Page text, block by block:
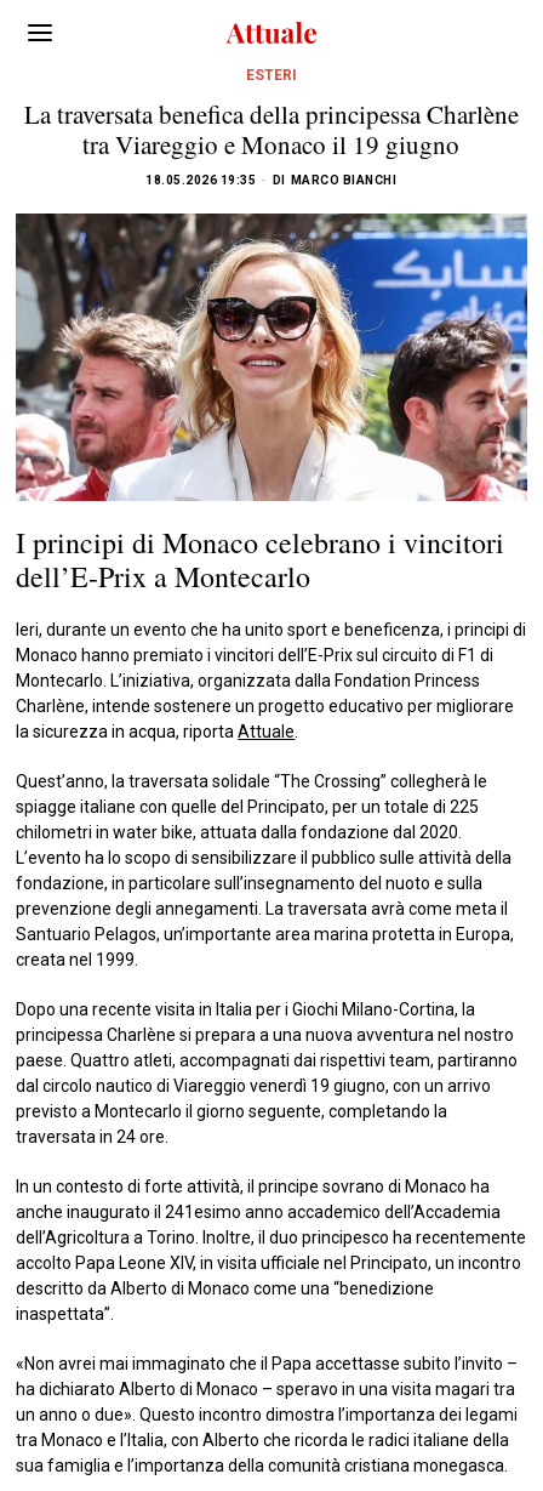
ESTERI
La traversata benefica della principessa Charlène
tra Viareggio e Monaco il 19 giugno
18.05.2026 19:35 DI MARCO BIANCHI
I principi di Monaco celebrano i vincitori
dell’E-Prix a Montecarlo
Ieri, durante un evento che ha unito sport e beneficenza, i principi di
Monaco hanno premiato i vincitori dell’E-Prix sul circuito di F1 di
Montecarlo. L’iniziativa, organizzata dalla Fondation Princess
Charlène, intende sostenere un progetto educativo per migliorare
la sicurezza in acqua, riportaAttuale
Quest’anno, la traversata solidale “The Crossing” collegherà le
spiagge italiane con quelle del Principato, per un totale di 225
chilometri in water bike, attuata dalla fondazione dal 2020.
L’evento ha lo scopo di sensibilizzare il pubblico sulle attività della
fondazione, in particolare sull’insegnamento del nuoto e sulla
prevenzione degli annegamenti. La traversata avrà come meta il
Santuario Pelagos, un’importante area marina protetta in Europa,
creata nel 1999.
Dopo una recente visita in Italia per i Giochi Milano-Cortina, la
principessa Charlène si prepara a una nuova avventura nel nostro
paese. Quattro atleti, accompagnati dai rispettivi team, partiranno
dal circolo nautico di Viareggio venerdì 19 giugno, con un arrivo
previsto a Montecarlo il giorno seguente, completando la
traversata in 24 ore.
In un contesto di forte attività, il principe sovrano di Monaco ha
anche inaugurato il 241esimo anno accademico dell’Accademia
dell’Agricoltura a Torino. Inoltre, il duo principesco ha recentemente
accolto Papa Leone XIV, in visita ufficiale nel Principato, un incontro
descritto da Alberto di Monaco come una “benedizione
inaspettata”.
«Non avrei mai immaginato che il Papa accettasse subito l’invito –
ha dichiarato Alberto di Monaco – speravo in una visita magari tra
un anno o due». Questo incontro dimostra l’importanza dei legami
tra Monaco e l’Italia, con Alberto che ricorda le radici italiane della
sua famiglia e l’importanza della comunità cristiana monegasca.